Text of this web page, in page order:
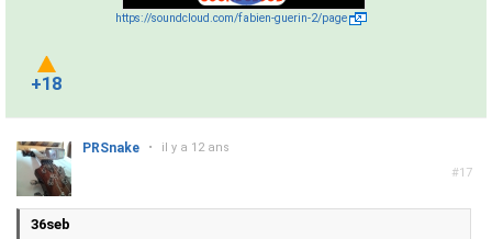
https://soundcloud.com/fabien-guerin-2/page
+18
#17
PRSnake • il y a 12 ans
36seb